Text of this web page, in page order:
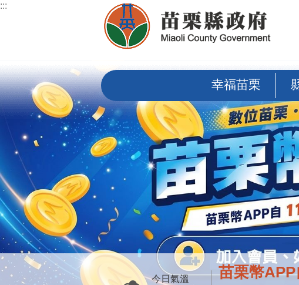
跳到主要內容區塊
:::
幸福苗栗
苗栗幣
今日氣溫